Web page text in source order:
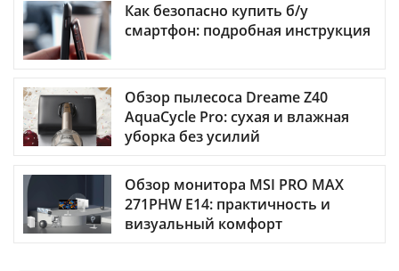
Как безопасно купить б/у
смартфон: подробная инструкция
Обзор пылесоса Dreame Z40
AquaCycle Pro: сухая и влажная
уборка без усилий
Обзор монитора MSI PRO MAX
271PHW E14: практичность и
визуальный комфорт